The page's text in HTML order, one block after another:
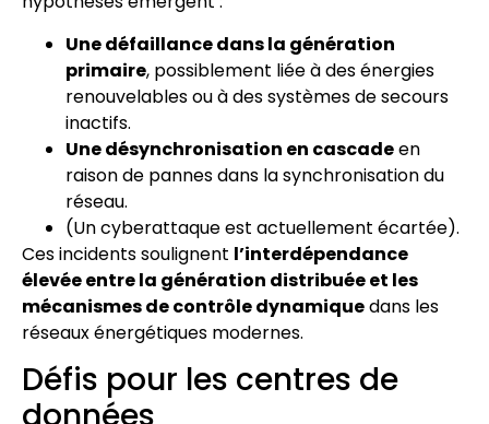
Une défaillance dans la génération
primaire, possiblement liée à des énergies
renouvelables ou à des systèmes de secours
inactifs.
Une désynchronisation en cascadeen
raison de pannes dans la synchronisation du
réseau.
(Un cyberattaque est actuellement écartée).
Ces incidents soulignent l’interdépendance
élevée entre la génération distribuée et les
mécanismes de contrôle dynamiquedans les
réseaux énergétiques modernes.
Défis pour les centres de